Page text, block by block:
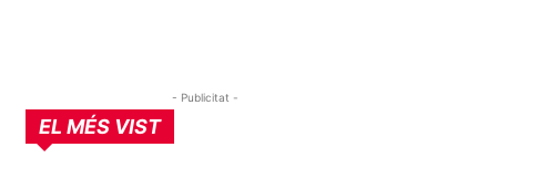
- Publicitat -
EL MÉS VIST